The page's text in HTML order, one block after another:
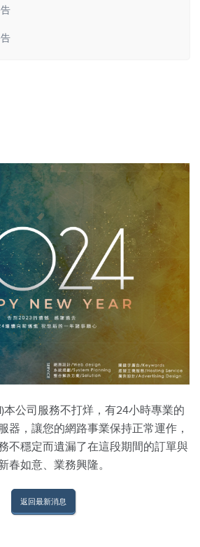
本公司服務不打烊，有24小時專業的
器，讓您的網路事業保持正常運作，
不穩定而遺漏了在這段期間的訂單與
春如意、業務興隆。
返回最新消息